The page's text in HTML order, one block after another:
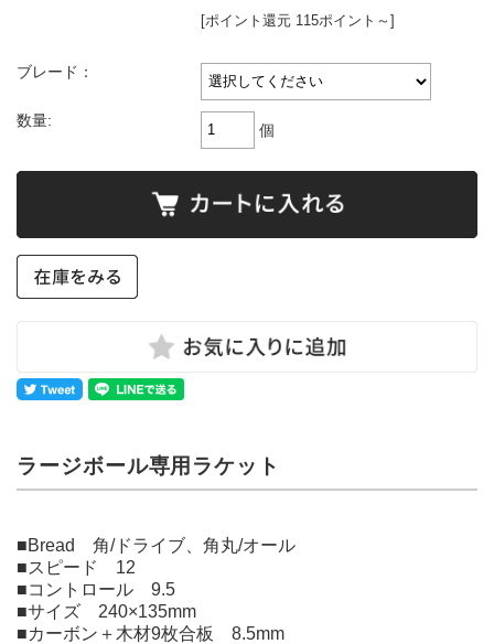
[ポイント還元 115ポイント～]
ブレード：
数量:
個
ラージボール専用ラケット
■Bread 角/ドライブ、角丸/オール
■スピード 12
■コントロール 9.5
■サイズ 240×135mm
■カーボン＋木材9枚合板 8.5mm